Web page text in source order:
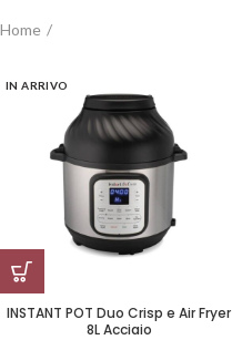
Home
IN ARRIVO
INSTANT POT Duo Crisp e Air Fryer
8L Acciaio